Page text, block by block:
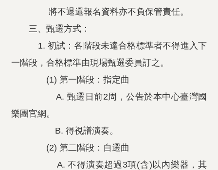
將不退還報名資料亦不負保管責任。
三、甄選方式：
1. 初試：各階段未達合格標準者不得進入下
一階段，合格標準由現場甄選委員訂之。
(1) 第一階段：指定曲
A. 甄選日前2周，公告於本中心臺灣國
樂團官網。
B. 得視譜演奏。
(2) 第二階段：自選曲
A. 不得演奏超過3項(含)以內樂器，其